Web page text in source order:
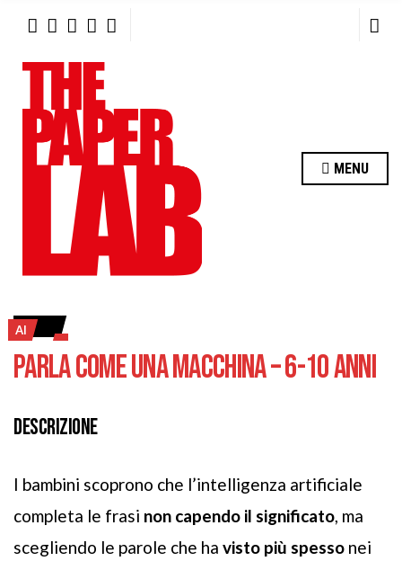
H
O
MENU
AI
PARLA COME UNA MACCHINA – 6-10 ANNI
DESCRIZIONE
I bambini scoprono che l’intelligenza artificiale
completa le frasi non capendo il significato , ma
scegliendo le parole che ha visto più spesso nei